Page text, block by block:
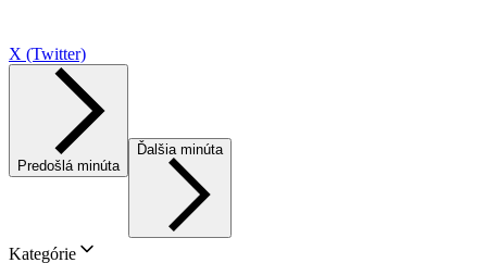
X (Twitter)
Predošlá minúta
Ďalšia minúta
Kategórie